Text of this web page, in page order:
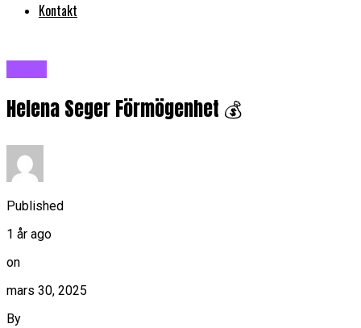
Kontakt
Helena Seger Förmögenhet 💰
Published
1 år ago
on
mars 30, 2025
By